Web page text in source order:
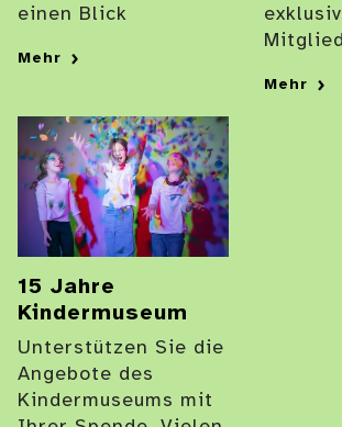
einen Blick
Mehr
Mehr
15 Jahre
Kindermuseum
Unterstützen Sie die
Angebote des
Kindermuseums mit